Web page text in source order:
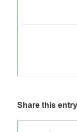
Share this entry